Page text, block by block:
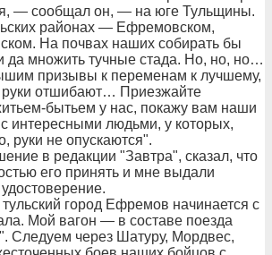
— сообщал он, — на юге Тульщины.
районах — Ефремовском,
На почвах наших собирать бы
да множить тучные стада. Но, но, но…
призывы к переменам к лучшему,
руки отшибают… Приезжайте
бытьем у нас, покажу вам наши
интересными людьми, у которых,
руки не опускаются".
в редакции "Завтра", сказал, что
его принять и мне выдали
город Ефремов начинается с
Мой вагон — в составе поезда
Следуем через Шатуру, Мордвес,